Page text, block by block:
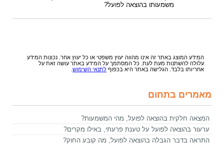
משמעותו בהוצאה לפועל?
המידע המוצג באתר זה אינו מהווה יעוץ משפטי או כל יעוץ אחר. נכונות המידע
עלולה להשתנות מעת לעת. כל המסתמך על המידע באתר עושה זאת על
אחריותו בלבד. הגלישה באתר היא בכפוף לתנאי השימוש
מאמרים בתחום
המצאה חלקית בהוצאה לפועל, מהי המשמעות?
ערעור בהוצאה לפועל על טענת פרעתי, באילו מקרים?
התראה בדבר הגבלה בהוצאה לפועל, מה קובע החוק?